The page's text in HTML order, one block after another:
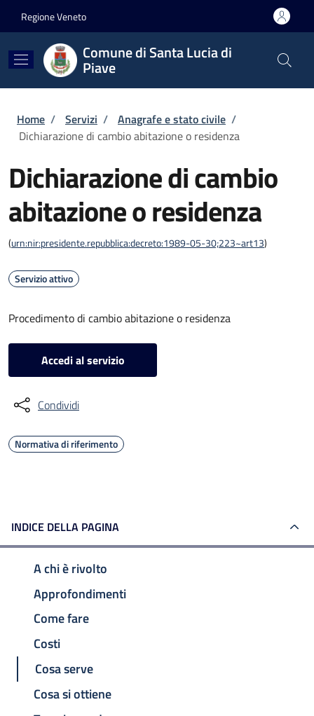
Regione Veneto
Comune di Santa Lucia di
Piave
Briciole di pane
Home / Servizi / Anagrafe e stato civile /
Dichiarazione di cambio abitazione o residenza
Dichiarazione di cambio
abitazione o residenza
(urn:nir:presidente.repubblica:decreto:1989-05-30;223~art13)
Servizio attivo
Procedimento di cambio abitazione o residenza
Accedi al servizio
Condividi
Normativa di riferimento
INDICE DELLA PAGINA
A chi è rivolto
Approfondimenti
Come fare
Costi
Cosa serve
Cosa si ottiene